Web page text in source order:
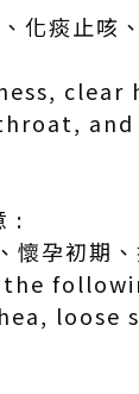
化痰止咳
:
懷孕初期
loose